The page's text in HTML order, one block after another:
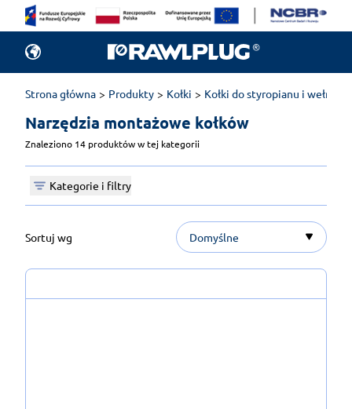
Strona główna Produkty Kołki Kołki do styropianu i wełny
Narzędzia montażowe kołków
Znaleziono 14 produktów w tej kategorii
Kategorie i filtry
Sortuj wg Domyślne